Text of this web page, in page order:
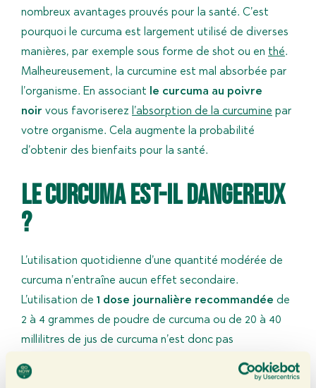
nombreux avantages prouvés pour la santé. C’est
pourquoi le curcuma est largement utilisé de diverses
manières, par exemple sous forme de shot ou en thé.
Malheureusement, la curcumine est mal absorbée par
l’organisme. En associant
le curcuma au poivre
noir vous favoriserez l’absorption de la curcumine par
votre organisme. Cela augmente la probabilité
d’obtenir des bienfaits pour la santé.
Le curcuma est-il dangereux
?
L’utilisation quotidienne d’une quantité modérée de
curcuma n’entraîne aucun effet secondaire.
L’utilisation de 1 dose journalière recommandée de
2 à 4 grammes de poudre de curcuma ou de 20 à 40
millilitres de jus de curcuma n’est donc pas
dangereuse. L’effet de la prise quotidienne de
quantités beaucoup plus importantes de curcuma n’a